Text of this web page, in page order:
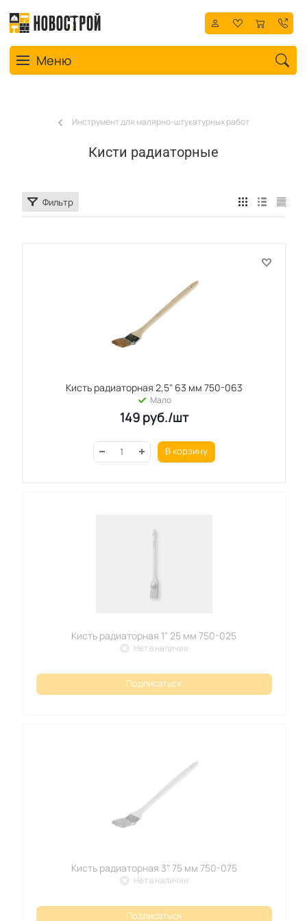
Toggle navigation
Меню
Инструмент для малярно-штукатурных работ
Кисти радиаторные
Фильтр
Кисть радиаторная 2,5" 63 мм 750-063
Мало
149руб./шт
В корзину
Кисть радиаторная 1" 25 мм 750-025
Нет в наличии
Подписаться
Кисть радиаторная 3" 75 мм 750-075
Нет в наличии
Подписаться